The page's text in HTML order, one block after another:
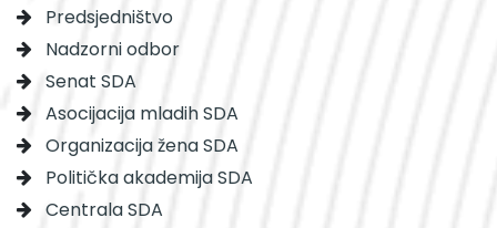
Predsjedništvo
Nadzorni odbor
Senat SDA
Asocijacija mladih SDA
Organizacija žena SDA
Politička akademija SDA
Centrala SDA